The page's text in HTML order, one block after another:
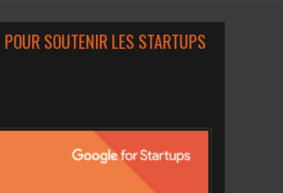
SOUTENIR LES STARTUPS